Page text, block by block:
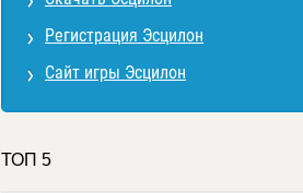
Регистрация Эсцилон
Сайт игры Эсцилон
ТОП 5